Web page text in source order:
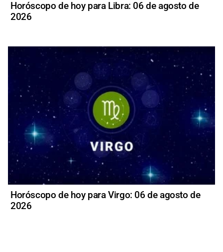
Horóscopo de hoy para Libra: 06 de agosto de
2026
Horóscopo de hoy para Virgo: 06 de agosto de
2026